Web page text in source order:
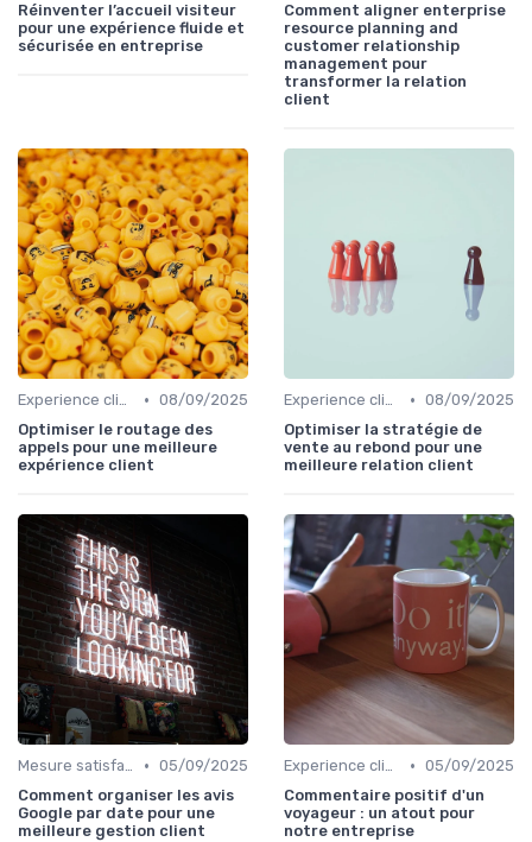
Réinventer l’accueil visiteur
pour une expérience fluide et
sécurisée en entreprise
Comment aligner enterprise
resource planning and
customer relationship
management pour
transformer la relation
client
Experience client • 08/09/2025
Optimiser le routage des
appels pour une meilleure
expérience client
Experience client • 08/09/2025
Optimiser la stratégie de
vente au rebond pour une
meilleure relation client
Mesure satisfaction • 05/09/2025
Comment organiser les avis
Google par date pour une
meilleure gestion client
Experience client • 05/09/2025
Commentaire positif d'un
voyageur : un atout pour
notre entreprise